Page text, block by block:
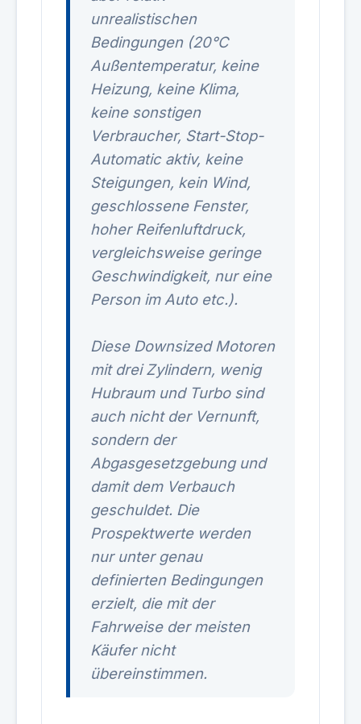
unrealistischen
Bedingungen (20°C
Außentemperatur, keine
Heizung, keine Klima,
keine sonstigen
Verbraucher, Start-Stop-
Automatic aktiv, keine
Steigungen, kein Wind,
geschlossene Fenster,
hoher Reifenluftdruck,
vergleichsweise geringe
Geschwindigkeit, nur eine
Person im Auto etc.).
Diese Downsized Motoren
mit drei Zylindern, wenig
Hubraum und Turbo sind
auch nicht der Vernunft,
sondern der
Abgasgesetzgebung und
damit dem Verbauch
geschuldet. Die
Prospektwerte werden
nur unter genau
definierten Bedingungen
erzielt, die mit der
Fahrweise der meisten
Käufer nicht
übereinstimmen.